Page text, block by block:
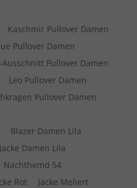
Kaschmir Pullover Damen
Pullover Damen
Ausschnitt Pullover Damen
Leo Pullover Damen
Pullover Damen
Blazer Damen Lila
Damen Lila
Nachthemd 54
Rot Jacke Meliert